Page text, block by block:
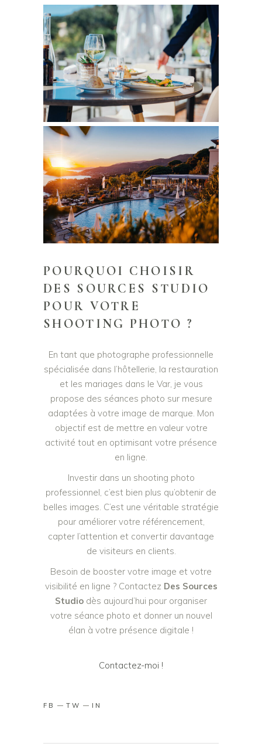
POURQUOI CHOISIR
DES SOURCES STUDIO
POUR VOTRE
SHOOTING PHOTO ?
En tant que photographe professionnelle
spécialisée dans l’hôtellerie, la restauration
et les mariages dans le Var, je vous
propose des séances photo sur mesure
adaptées à votre image de marque. Mon
objectif est de mettre en valeur votre
activité tout en optimisant votre présence
en ligne.
Investir dans un shooting photo
professionnel, c’est bien plus qu’obtenir de
belles images. C’est une véritable stratégie
pour améliorer votre référencement,
capter l’attention et convertir davantage
de visiteurs en clients.
Besoin de booster votre image et votre
visibilité en ligne ? Contactez Des Sources
Studio dès aujourd’hui pour organiser
votre séance photo et donner un nouvel
élan à votre présence digitale !
Contactez-moi !
FB TW IN